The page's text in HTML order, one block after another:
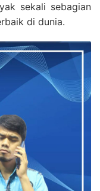
sekali sebagian
di dunia.